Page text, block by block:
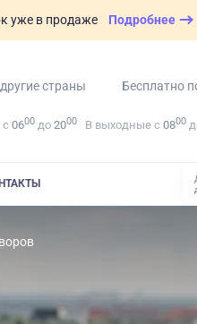
уже в продаже Подробнее
страны Бесплатно
0600 до 2000 В выходные с 0800